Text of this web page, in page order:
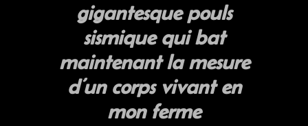
gigantesque pouls
sismique qui bat
maintenant la mesure
d’un corps vivant en
mon ferme